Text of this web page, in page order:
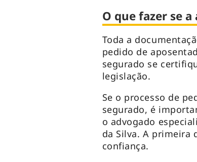
O que fazer se
Toda a
pedido de
segurado se
legislação.
Se o processo de
segurado, é
o advogado
da Silva. A primeira
confiança.